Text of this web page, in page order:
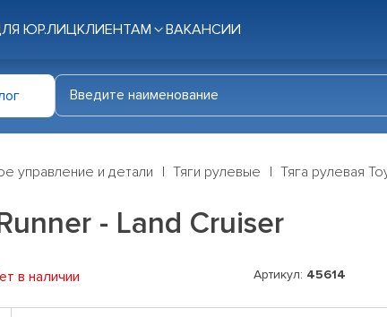
ЮР.ЛИЦКЛИЕНТАМ ВАКАНСИИ
управление и детали Тяги рулевые Тяга рулевая
- Land Cruiser
в наличии Артикул: 45614